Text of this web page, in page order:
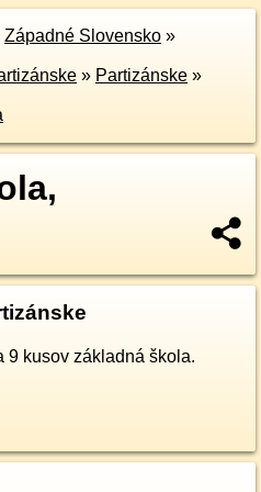
Západné Slovensko »
» Partizánske »
9 kusov základná škola.